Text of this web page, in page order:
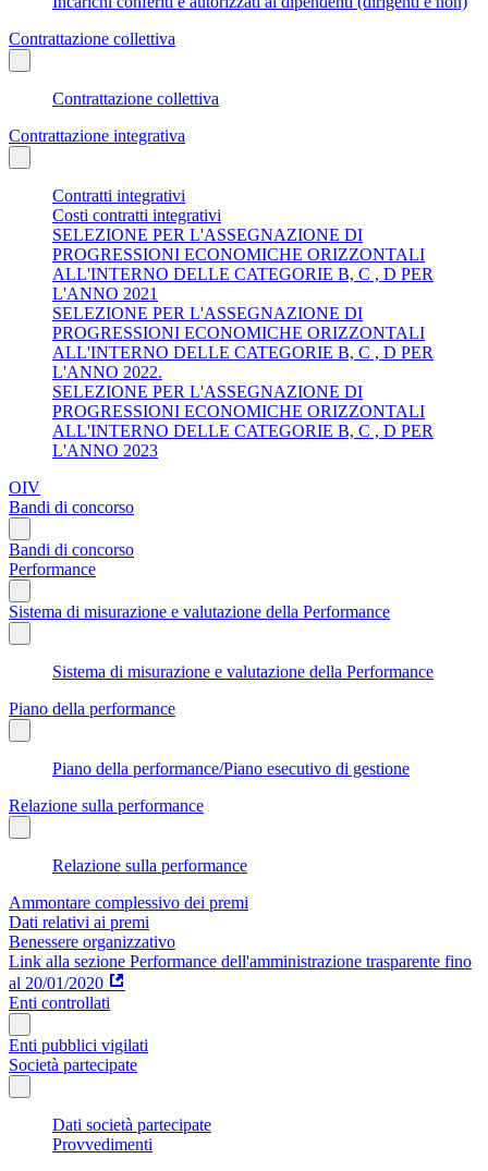
Contrattazione collettiva
Contrattazione collettiva
Contrattazione integrativa
Contratti integrativi
Costi contratti integrativi
SELEZIONE PER L'ASSEGNAZIONE DI
PROGRESSIONI ECONOMICHE ORIZZONTALI
ALL'INTERNO DELLE CATEGORIE B, C , D PER
L'ANNO 2021
SELEZIONE PER L'ASSEGNAZIONE DI
PROGRESSIONI ECONOMICHE ORIZZONTALI
ALL'INTERNO DELLE CATEGORIE B, C , D PER
L'ANNO 2022.
SELEZIONE PER L'ASSEGNAZIONE DI
PROGRESSIONI ECONOMICHE ORIZZONTALI
ALL'INTERNO DELLE CATEGORIE B, C , D PER
L'ANNO 2023
OIV
Bandi di concorso
Bandi di concorso
Performance
Sistema di misurazione e valutazione della Performance
Sistema di misurazione e valutazione della Performance
Piano della performance
Piano della performance/Piano esecutivo di gestione
Relazione sulla performance
Relazione sulla performance
Ammontare complessivo dei premi
Dati relativi ai premi
Benessere organizzativo
Link alla sezione Performance dell'amministrazione trasparente fino
al 20/01/2020
Enti controllati
Enti pubblici vigilati
Società partecipate
Dati società partecipate
Provvedimenti